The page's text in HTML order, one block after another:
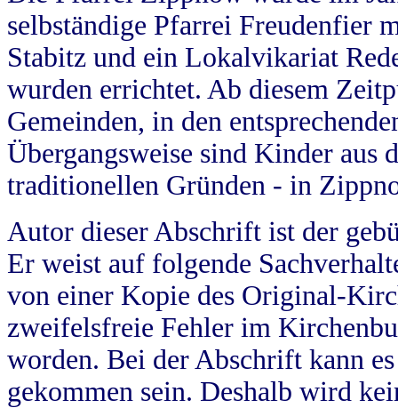
selbständige Pfarrei Freudenfier
Stabitz und ein Lokalvikariat
wurden errichtet. Ab diesem
Gemeinden, in den
Übergangsweise sind Kinder aus
traditionellen Gründen - in
Autor dieser Abschrift ist der
Er weist auf folgende
von einer Kopie des Original-
zweifelsfreie Fehler im
worden. Bei der Abschrift kann
gekommen sein. Deshalb wird